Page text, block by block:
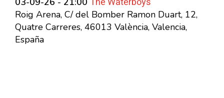
Roig Arena, C/ del Bomber Ramon Duart, 12,
Quatre Carreres, 46013 València, Valencia,
España